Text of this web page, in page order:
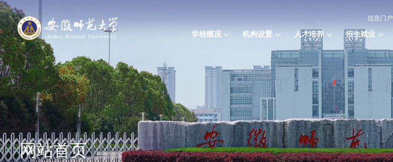
信息门户
学校概况 机构设置 人才培养 招生就业
网站首页